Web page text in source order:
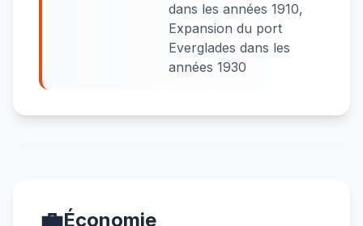
dans les années 1910,
Expansion du port
Everglades dans les
années 1930
Économie